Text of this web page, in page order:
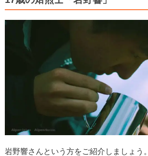
岩野響さんという方をご紹介しましょう。